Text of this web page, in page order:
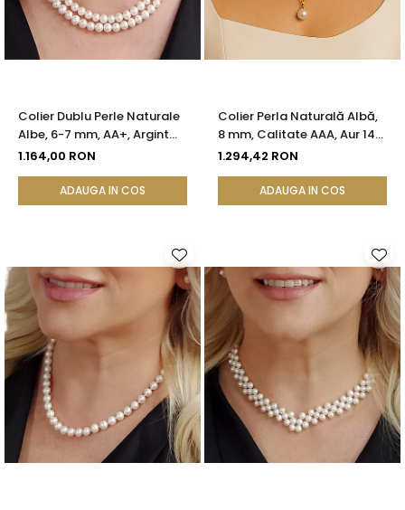
Colier Dublu Perle Naturale
Albe, 6-7 mm, AA+, Argint
925 | KASKADDA®
1.164,00 RON
ADAUGA IN COS
Colier Perla Naturală Albă,
8 mm, Calitate AAA, Aur 14K
(aur 585) | KASKADDA®
1.294,42 RON
ADAUGA IN COS